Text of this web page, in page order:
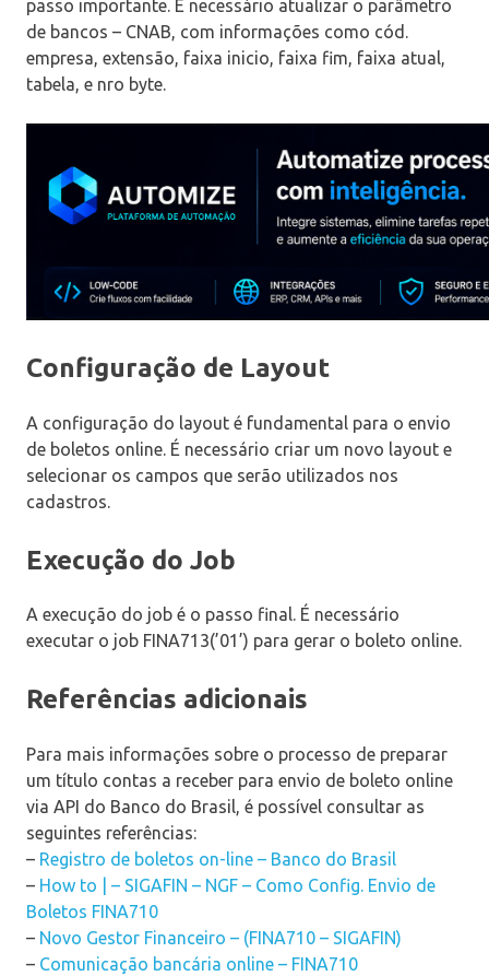
passo importante. É necessário atualizar o parâmetro
de bancos – CNAB, com informações como cód.
empresa, extensão, faixa inicio, faixa fim, faixa atual,
tabela, e nro byte.
Configuração de Layout
A configuração do layout é fundamental para o envio
de boletos online. É necessário criar um novo layout e
selecionar os campos que serão utilizados nos
cadastros.
Execução do Job
A execução do job é o passo final. É necessário
executar o job FINA713(’01’) para gerar o boleto online.
Referências adicionais
Para mais informações sobre o processo de preparar
um título contas a receber para envio de boleto online
via API do Banco do Brasil, é possível consultar as
seguintes referências:
– Registro de boletos on-line – Banco do Brasil
– How to | – SIGAFIN – NGF – Como Config. Envio de
Boletos FINA710
– Novo Gestor Financeiro – (FINA710 – SIGAFIN)
– Comunicação bancária online – FINA710